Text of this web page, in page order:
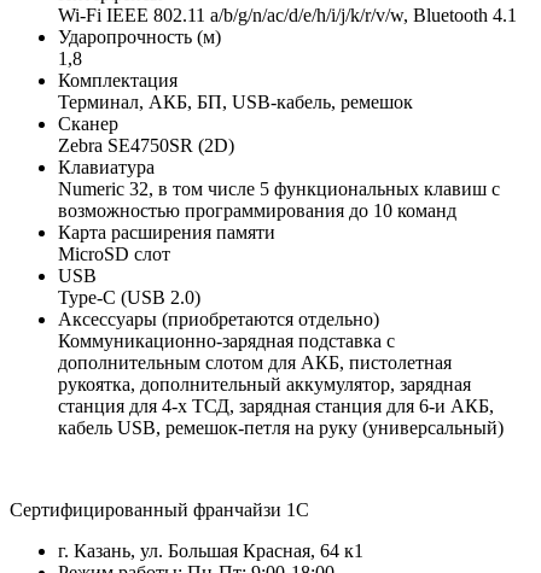
Wi-Fi IEEE 802.11 a/b/g/n/ac/d/e/h/i/j/k/r/v/w, Bluetooth 4.1
Ударопрочность (м)
1,8
Комплектация
Терминал, АКБ, БП, USB-кабель, ремешок
Сканер
Zebra SE4750SR (2D)
Клавиатура
Numeric 32, в том числе 5 функциональных клавиш с
возможностью программирования до 10 команд
Карта расширения памяти
MicroSD слот
USB
Type-C (USB 2.0)
Аксессуары (приобретаются отдельно)
Коммуникационно-зарядная подставка с
дополнительным слотом для АКБ, пистолетная
рукоятка, дополнительный аккумулятор, зарядная
станция для 4-х ТСД, зарядная станция для 6-и АКБ,
кабель USB, ремешок-петля на руку (универсальный)
Сертифицированный франчайзи 1С
г. Казань, ул. Большая Красная, 64 к1